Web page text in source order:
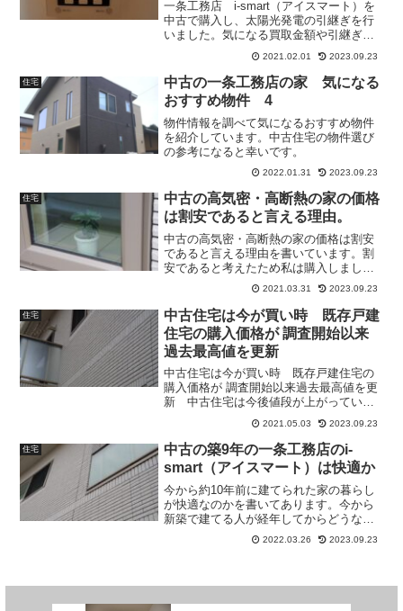
一条工務店 i-smart（アイスマート）を
中古で購入し、太陽光発電の引継ぎを行
いました。気になる買取金額や引継ぎの
仕方などをまとめていますので見てみて
2021.02.01 2023.09.23
住宅
中古の一条工務店の家 気になる
おすすめ物件 4
物件情報を調べて気になるおすすめ物件
を紹介しています。中古住宅の物件選び
の参考になると幸いです。
2022.01.31 2023.09.23
住宅
中古の高気密・高断熱の家の価格
は割安であると言える理由。
中古の高気密・高断熱の家の価格は割安
であると言える理由を書いています。割
安であると考えたため私は購入しまし
2021.03.31 2023.09.23
住宅
中古住宅は今が買い時 既存戸建
住宅の購入価格が 調査開始以来
過去最高値を更新
中古住宅は今が買い時 既存戸建住宅の
購入価格が 調査開始以来過去最高値を更
新 中古住宅は今後値段が上がっていき
ます。買うなら今が安く買えるチャンス
2021.05.03 2023.09.23
住宅
中古の築9年の一条工務店のi-
smart（アイスマート）は快適か
今から約10年前に建てられた家の暮らし
が快適なのかを書いてあります。今から
新築で建てる人が経年してからどうなる
かや中古で購入を考えるている人の参考
になると思います。
2022.03.26 2023.09.23